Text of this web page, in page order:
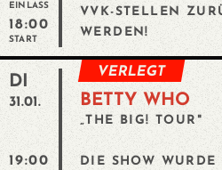
EINLASS
18:00
START
VVK-STELLEN
WERDEN!
DI
31.01.
19:00
VERLEGT
BETTY WHO
„THE BIG! TOUR"
DIE SHOW WURDE